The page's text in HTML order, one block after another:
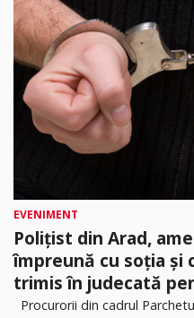
EVENIMENT
Polițist din Arad,
împreună cu soția și
trimis în judecată
Procurorii din cadrul